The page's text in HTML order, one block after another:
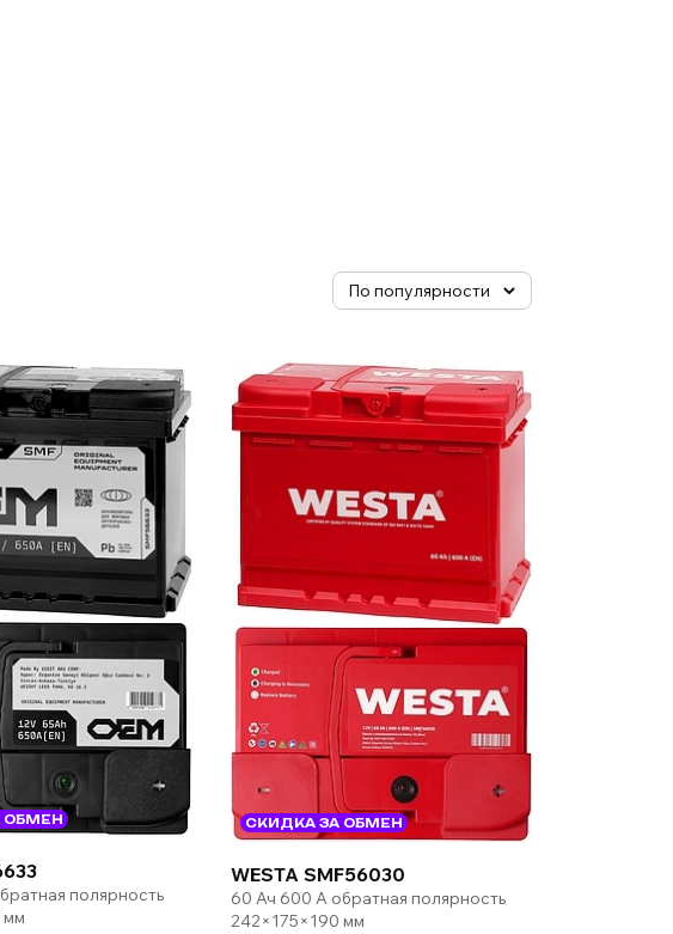
ОБМЕН
полярность
мм
СКИДКА ЗА ОБМЕН
WESTA SMF56030
60 Ач 600 А обратная полярность
242×175×190 мм